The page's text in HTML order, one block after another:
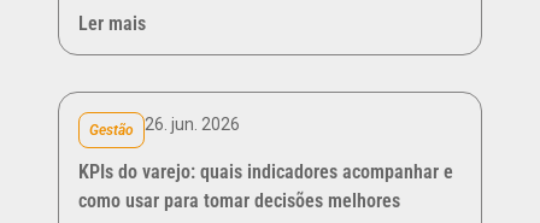
Ler mais
Gestão 26. jun. 2026
KPIs do varejo: quais indicadores acompanhar e
como usar para tomar decisões melhores